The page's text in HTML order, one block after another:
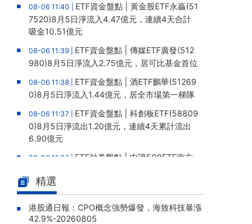
08-06 11:40 | ETF資金盤點 | 黃金股ETF永贏(51
7520)8月5日淨流入4.47億元，連續4天合計
吸金10.51億元
08-06 11:39 | ETF資金盤點 | 傳媒ETF廣發(512
980)8月5日淨流入2.75億元，居可比基金首位
08-06 11:38 | ETF資金盤點 | 酒ETF鵬華(51269
0)8月5日淨流入1.44億元，居全市場第一梯隊
08-06 11:37 | ETF資金盤點 | 科創板ETF(58809
0)8月5日淨流出1.20億元，連續4天累計流出
6.90億元
08-06 11:36 | ETF融券盤點 | 中證500ETF南方
場第一
08-06 11:33 |
泰柏瑞(513310)8月5日融資淨買入6020.22萬
精選
港股通日報：CPO概念強勢爆發，海致科技暴漲
42.9%-20260805